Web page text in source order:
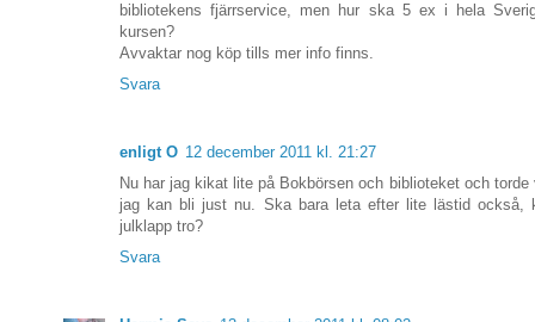
bibliotekens fjärrservice, men hur ska 5 ex i hela
kursen?
Avvaktar nog köp tills mer info finns.
Svara
enligt O 12 december 2011 kl. 21:27
Nu har jag kikat lite på Bokbörsen och biblioteket och torde
jag kan bli just nu. Ska bara leta efter lite lästid också,
julklapp tro?
Svara